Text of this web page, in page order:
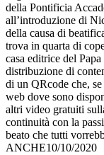
della Pontificia
all’introduzione di
della causa di
trova in quarta di
casa editrice del
distribuzione di
di un QRcode che,
web dove sono
altri video gratuiti
continuità con la
beato che tutti
ANCHE10/10/2020